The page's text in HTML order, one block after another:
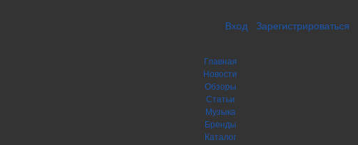
Вход Зарегистрироваться
Главная
Новости
Обзоры
Статьи
Музыка
Бренды
Каталог